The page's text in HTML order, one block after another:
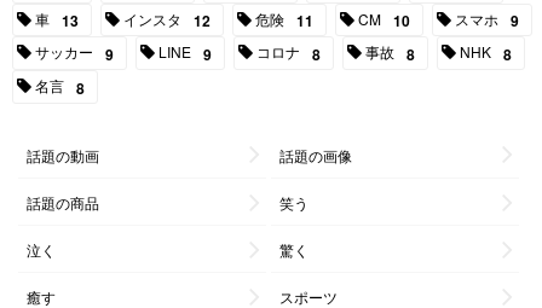
車 13 インスタ 12 危険 11 CM 10 スマホ 9
サッカー 9 LINE 9 コロナ 8 事故 8 NHK 8
名言 8
話題の動画 話題の画像
話題の商品 笑う
泣く 驚く
癒す スポーツ